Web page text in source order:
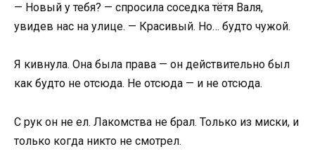
— Новый у тебя? — спросила соседка тётя Валя,
увидев нас на улице. — Красивый. Но… будто чужой.
Я кивнула. Она была права — он действительно был
как будто не отсюда. Не отсюда — и не отсюда.
С рук он не ел. Лакомства не брал. Только из миски, и
только когда никто не смотрел.